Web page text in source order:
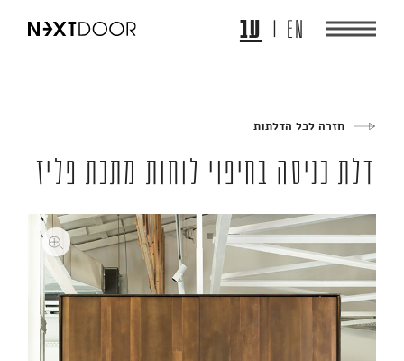
EN עב
חזרה לכל הדלתות
דלת כניסה בחיפוי לוחות מתכת פליז